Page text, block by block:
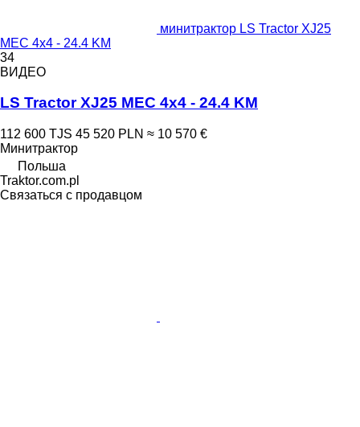
минитрактор LS Tractor XJ25
MEC 4x4 - 24.4 KM
34
ВИДЕО
LS Tractor XJ25 MEC 4x4 - 24.4 KM
112 600 TJS 45 520 PLN ≈ 10 570 €
Минитрактор
Польша
Traktor.com.pl
Связаться с продавцом